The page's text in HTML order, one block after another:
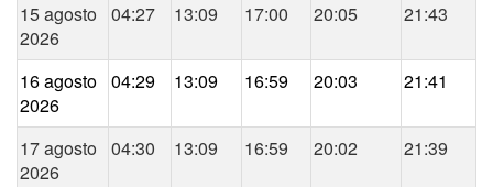
15 agosto
2026
04:27 13:09 17:00 20:05 21:43
16 agosto
2026
04:29 13:09 16:59 20:03 21:41
17 agosto
2026
04:30 13:09 16:59 20:02 21:39